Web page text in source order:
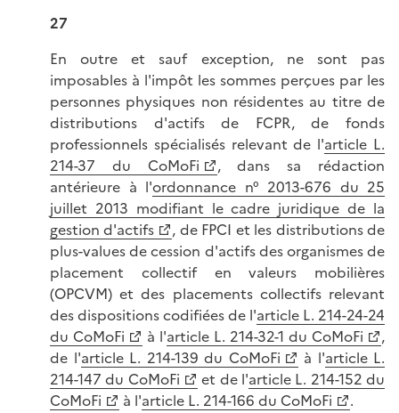
27
En outre et sauf exception, ne sont pas
imposables à l'impôt les sommes perçues par les
personnes physiques non résidentes au titre de
distributions d'actifs de FCPR, de fonds
professionnels spécialisés relevant de l'article L.
214-37 du CoMoFi
, dans sa rédaction
antérieure à l'ordonnance n° 2013-676 du 25
juillet 2013 modifiant le cadre juridique de la
gestion d'actifs
, de FPCI et les distributions de
plus-values de cession d'actifs des organismes de
placement collectif en valeurs mobilières
(OPCVM) et des placements collectifs relevant
des dispositions codifiées de l'article L. 214-24-24
du CoMoFi
à l'article L. 214-32-1 du CoMoFi
,
de l'article L. 214-139 du CoMoFi à l'article L.
214-147 du CoMoFi
et de l'article L. 214-152 du
CoMoFi
à l'article L. 214-166 du CoMoFi .